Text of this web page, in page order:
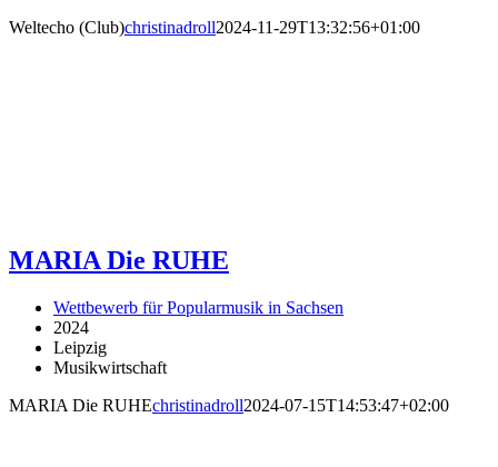
Weltecho (Club)christinadroll2024-11-29T13:32:56+01:00
MARIA Die RUHE
Wettbewerb für Popularmusik in Sachsen
2024
Leipzig
Musikwirtschaft
MARIA Die RUHEchristinadroll2024-07-15T14:53:47+02:00